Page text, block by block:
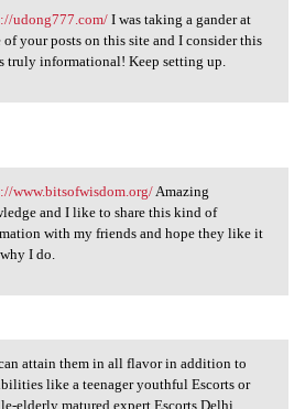
udong777.com/ I was
udong777.com/I was taking a gander at
of your posts on this site and I consider this
truly informational! Keep setting up.
www.bitsofwisdom.org/
www.bitsofwisdom.org/Amazing
and I like to share this kind of
with my friends and hope they like it
I do.
attain them in all
attain them in all flavor in addition to
like a teenager youthful Escorts or
elderly matured expert Escorts Delhi